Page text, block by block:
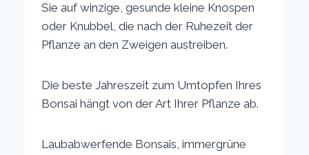
Sie auf winzige, gesunde kleine Knospen
oder Knubbel, die nach der Ruhezeit der
Pflanze an den Zweigen austreiben.
Die beste Jahreszeit zum Umtopfen Ihres
Bonsai hängt von der Art Ihrer Pflanze ab.
Laubabwerfende Bonsais, immergrüne